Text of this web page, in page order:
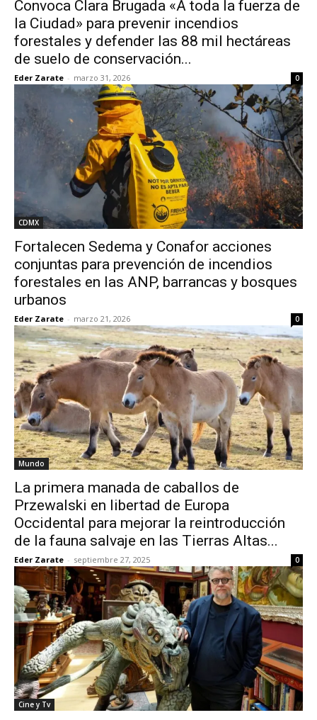
Convoca Clara Brugada «A toda la fuerza de
la Ciudad» para prevenir incendios
forestales y defender las 88 mil hectáreas
de suelo de conservación...
Eder Zarate - marzo 31, 2026 0
CDMX
Fortalecen Sedema y Conafor acciones
conjuntas para prevención de incendios
forestales en las ANP, barrancas y bosques
urbanos
Eder Zarate - marzo 21, 2026 0
Mundo
La primera manada de caballos de
Przewalski en libertad de Europa
Occidental para mejorar la reintroducción
de la fauna salvaje en las Tierras Altas...
Eder Zarate - septiembre 27, 2025 0
Cine y Tv